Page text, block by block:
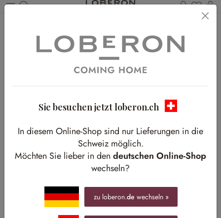
Du
Hören Sie es knistern?
Behagliche Stunden am warmen Kaminfeuer
Sie besuchen jetzt loberon.ch
In diesem Online-Shop sind nur Lieferungen in die
Schweiz möglich.
Möchten Sie lieber in den deutschen Online-Shop
wechseln?
zu loberon.de wechseln »